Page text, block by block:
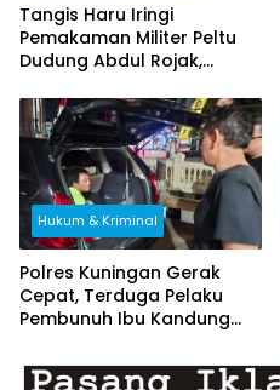
Tangis Haru Iringi
Pemakaman Militer Peltu
Dudung Abdul Rojak,
Upacara Penghormatan
Terakhir
Hukum & Kriminal
Polres Kuningan Gerak
Cepat, Terduga Pelaku
Pembunuh Ibu Kandung